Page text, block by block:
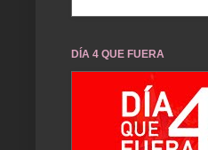
DÍA 4 QUE FUERA